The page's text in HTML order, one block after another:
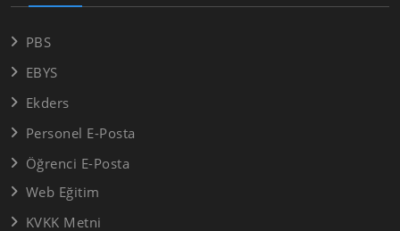
PBS
EBYS
Ekders
Personel E-Posta
Öğrenci E-Posta
Web Eğitim
KVKK Metni